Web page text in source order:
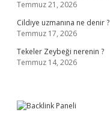
Temmuz 21, 2026
Cildiye uzmanına ne denir ?
Temmuz 17, 2026
Tekeler Zeybeği nerenin ?
Temmuz 14, 2026